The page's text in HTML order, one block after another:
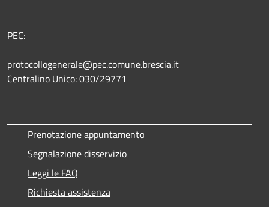
PEC:
protocollogenerale@pec.comune.brescia.it
Centralino Unico: 030/29771
Prenotazione appuntamento
Segnalazione disservizio
Leggi le FAQ
Richiesta assistenza